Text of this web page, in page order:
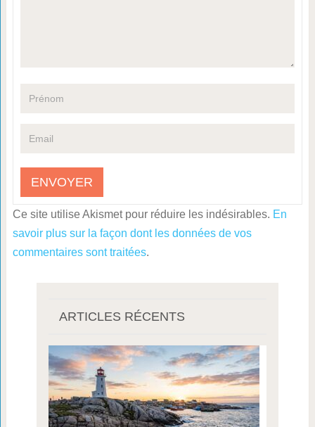
Ce site utilise Akismet pour réduire les indésirables. En
savoir plus sur la façon dont les données de vos
commentaires sont traitées.
ARTICLES RÉCENTS